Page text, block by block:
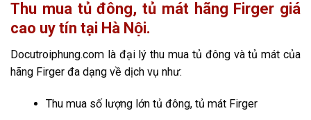
Thu mua tủ đông, tủ mát hãng Firger giá
cao uy tín tại Hà Nội.
Docutroiphung.com là đại lý thu mua tủ đông và tủ mát của
hãng Firger đa dạng về dịch vụ như:
Thu mua số lượng lớn tủ đông, tủ mát Firger